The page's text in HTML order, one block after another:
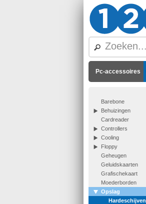
Pc-accessoires
Barebone
Behuizingen
Cardreader
Controllers
Cooling
Floppy
Geheugen
Geluidskaarten
Grafischekaart
Moederborden
Opslag
Hardeschijven